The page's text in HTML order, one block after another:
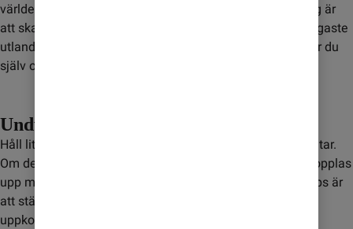
världen. Ett bra sätt att slippa höga kostnader för roaming är
att skaffa ett Surfpaket. Med paketen får du Sveriges billigaste
utlandssurf till ett fast pris. När surfmängden är slut väljer du
själv om du vill köpa mer.
Undvik satellitsamtal
Håll lite extra koll när du använder mobilen på flyg och båtar.
Om det inte finns en mobilmast i närheten kan mobilen kopplas
upp mot en satellit. Det kan leda till extra kostnader. Ett tips är
att stänga av dataanvändning för att inte riskera ofrivillig
uppkoppling.